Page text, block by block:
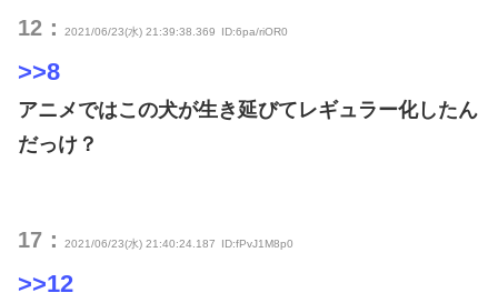
12： 2021/06/23(水) 21:39:38.369 ID:6pa/riOR0
>>8
アニメではこの犬が生き延びてレギュラー化したん
だっけ？
17： 2021/06/23(水) 21:40:24.187 ID:fPvJ1M8p0
>>12